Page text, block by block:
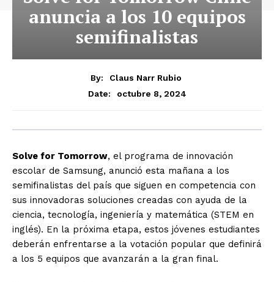
anuncia a los 10 equipos
semifinalistas
By:
Claus Narr Rubio
Date:
octubre 8, 2024
Solve for Tomorrow, el programa de innovación
escolar de Samsung, anunció esta mañana a los
semifinalistas del país que siguen en competencia con
sus innovadoras soluciones creadas con ayuda de la
ciencia, tecnología, ingeniería y matemática (STEM en
inglés). En la próxima etapa, estos jóvenes estudiantes
deberán enfrentarse a la votación popular que definirá
a los 5 equipos que avanzarán a la gran final.